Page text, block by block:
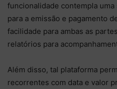
funcionalidade contempla
para a emissão e pagamento
facilidade para ambas as
relatórios para
Além disso, tal plataforma
recorrentes com data e valor